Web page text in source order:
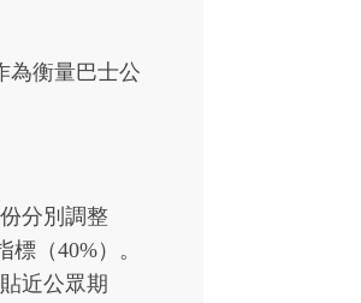
為衡量巴士公
分別調整
（40%）。
近公眾期